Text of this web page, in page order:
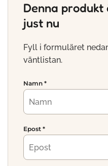
Denna
just nu
Fyll i formuläret
väntlistan.
Namn *
Epost *